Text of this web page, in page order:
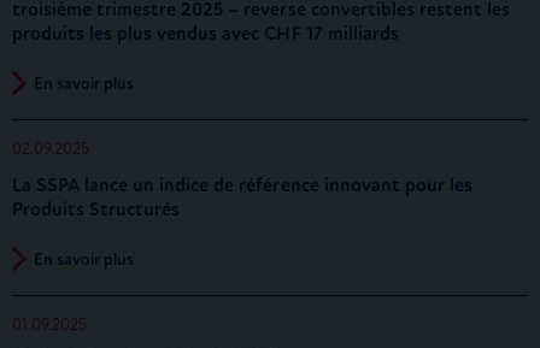
troisième trimestre 2025 – reverse convertibles restent les
produits les plus vendus avec CHF 17 milliards
En savoir plus
02.09.2025
La SSPA lance un indice de référence innovant pour les
Produits Structurés
En savoir plus
01.09.2025